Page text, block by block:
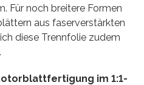
Für noch breitere Formen
aus faserverstärkten
diese Trennfolie zudem
im 1:1-